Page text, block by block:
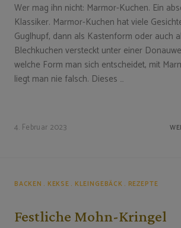
Wer mag ihn nicht: Marmor-Kuchen. Ein
Klassiker. Marmor-Kuchen hat viele
Guglhupf, dann als Kastenform oder auch
Blechkuchen versteckt unter einer
welche Form man sich entscheidet, mit
liegt man nie falsch. Dieses …
4. Februar 2023
BACKEN KEKSE KLEINGEBÄCK REZEPTE
Festliche Mohn-Kringel